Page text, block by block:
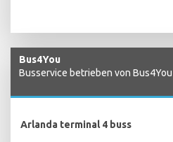
Bus4You
Busservice betrieben von Bus4You
Arlanda terminal 4 buss